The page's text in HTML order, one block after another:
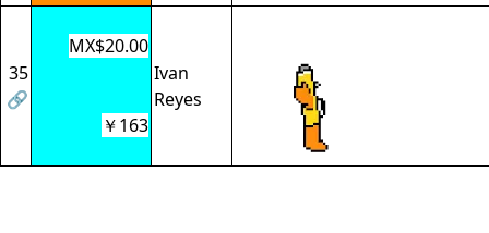
35
🔗
MX$20.00
Ivan
Reyes
￥163